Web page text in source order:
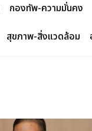
กองทัพ-ความมั่นคง
สุขภาพ-สิ่งแวดล้อม